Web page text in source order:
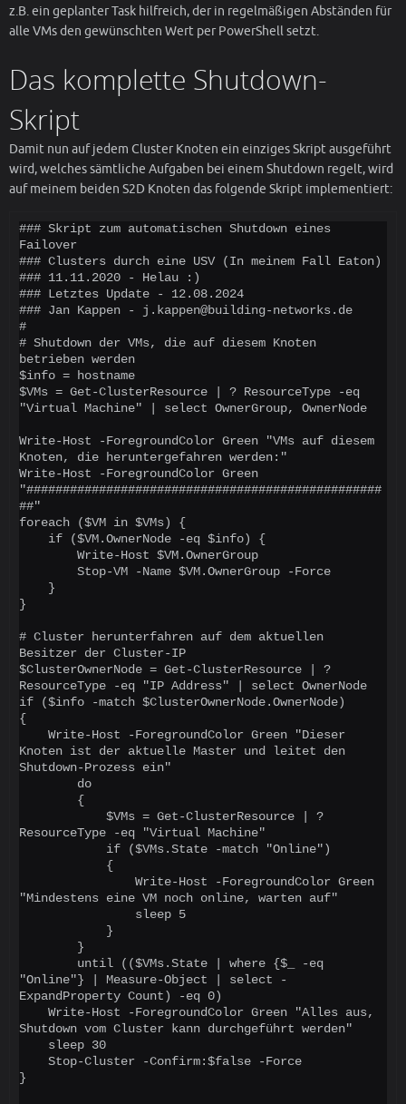
z.B. ein geplanter Task hilfreich, der in regelmäßigen Abständen für
alle VMs den gewünschten Wert per PowerShell setzt.
Das komplette Shutdown-
Skript
Damit nun auf jedem Cluster Knoten ein einziges Skript ausgeführt
wird, welches sämtliche Aufgaben bei einem Shutdown regelt, wird
auf meinem beiden S2D Knoten das folgende Skript implementiert:
### Skript zum automatischen Shutdown eines
Failover
### Clusters durch eine USV (In meinem Fall Eaton)
### 11.11.2020 - Helau :)
### Letztes Update - 12.08.2024
### Jan Kappen - j.kappen@building-networks.de
#
# Shutdown der VMs, die auf diesem Knoten
betrieben werden
$info = hostname
$VMs = Get-ClusterResource | ? ResourceType -eq
"Virtual Machine" | select OwnerGroup, OwnerNode
Write-Host -ForegroundColor Green "VMs auf diesem
Knoten, die heruntergefahren werden:"
Write-Host -ForegroundColor Green
"#################################################
##"
foreach ($VM in $VMs) {
}
# Cluster herunterfahren auf dem aktuellen
Besitzer der Cluster-IP
$ClusterOwnerNode = Get-ClusterResource | ?
ResourceType -eq "IP Address" | select OwnerNode
if ($info -match $ClusterOwnerNode.OwnerNode)
{
Knoten ist der aktuelle Master und leitet den
Shutdown-Prozess ein"
ResourceType -eq "Virtual Machine"
"Mindestens eine VM noch online, warten auf"
"Online"} | Measure-Object | select -
ExpandProperty Count) -eq 0)
Shutdown vom Cluster kann durchgeführt werden"
}